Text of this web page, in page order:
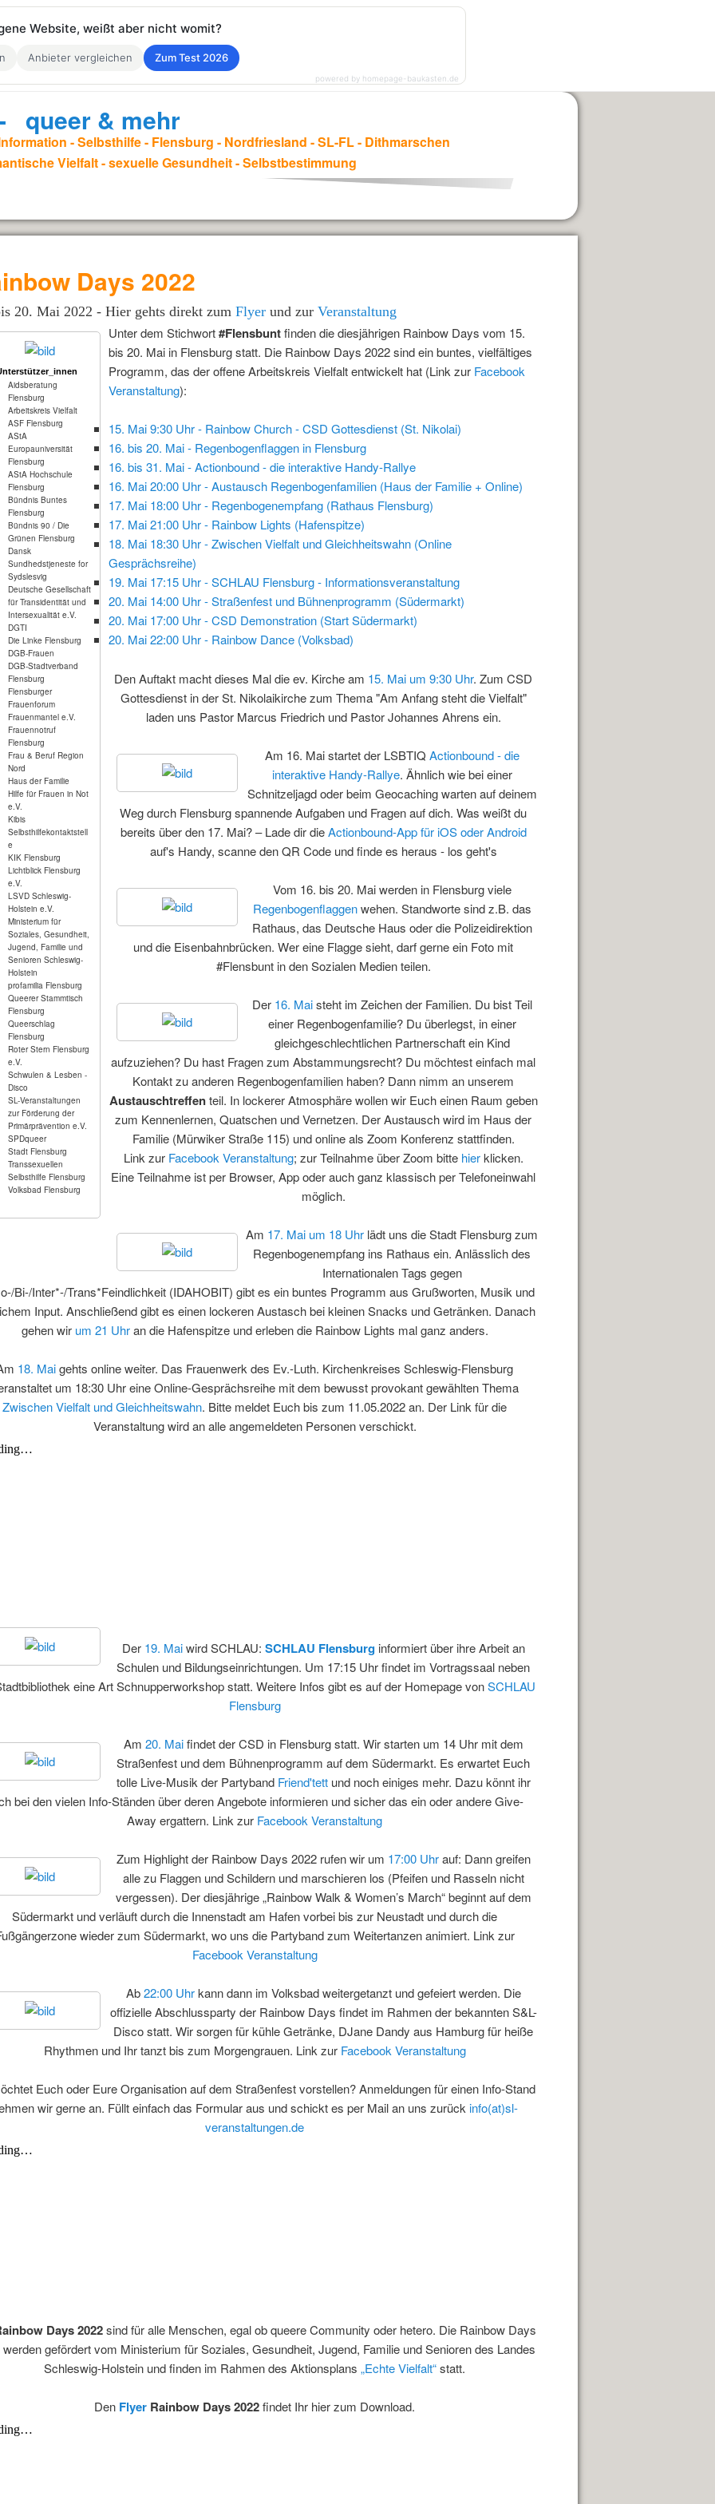
queer & mehr
- Selbsthilfe - Flensburg - Nordfriesland - SL-FL - Dithmarschen
Vielfalt - sexuelle Gesundheit - Selbstbestimmung
Days 2022
20. Mai 2022 - Hier gehts direkt zum Flyer und zur Veranstaltung
Aidsberatung
Flensburg
Arbeitskreis Vielfalt
ASF Flensburg
AStA
Europauniversität
Flensburg
AStA Hochschule
Flensburg
Bündnis Buntes
Flensburg
Bündnis 90 / Die
Grünen Flensburg
Dansk
Sundhedstjeneste for
Sydslesvig
Deutsche Gesellschaft
für Transidentität und
Intersexualität e.V.
DGTI
Die Linke Flensburg
DGB-Frauen
DGB-Stadtverband
Flensburg
Flensburger
Frauenforum
Frauenmantel e.V.
Frauennotruf
Flensburg
Frau & Beruf Region
Nord
Haus der Familie
Hilfe für Frauen in Not
e.V.
Kibis
Selbsthilfekontaktstell
e
KIK Flensburg
Lichtblick Flensburg
e.V.
LSVD Schleswig-
Holstein e.V.
Ministerium für
Soziales, Gesundheit,
Jugend, Familie und
Senioren Schleswig-
Holstein
profamilia Flensburg
Queerer Stammtisch
Flensburg
Queerschlag
Flensburg
Roter Stern Flensburg
e.V.
Schwulen & Lesben -
Disco
SL-Veranstaltungen
zur Förderung der
Primärprävention e.V.
SPDqueer
Stadt Flensburg
Transsexuellen
Selbsthilfe Flensburg
Volksbad Flensburg
Unter dem Stichwort#Flensbuntfinden die diesjährigen Rainbow Days vom 15.
bis 20. Mai in Flensburg statt. Die Rainbow Days 2022 sind ein buntes, vielfältiges
Programm, das der offene Arbeitskreis Vielfalt entwickelt hat (Link zur Facebook
Veranstaltung):
15. Mai 9:30 Uhr - Rainbow Church - CSD Gottesdienst (St. Nikolai)
16. bis 20. Mai - Regenbogenflaggen in Flensburg
16. bis 31. Mai - Actionbound - die interaktive Handy-Rallye
16. Mai 20:00 Uhr - Austausch Regenbogenfamilien (Haus der Familie + Online)
17. Mai 18:00 Uhr - Regenbogenempfang (Rathaus Flensburg)
17. Mai 21:00 Uhr - Rainbow Lights (Hafenspitze)
18. Mai 18:30 Uhr - Zwischen Vielfalt und Gleichheitswahn (Online
Gesprächsreihe)
19. Mai 17:15 Uhr - SCHLAU Flensburg - Informationsveranstaltung
20. Mai 14:00 Uhr - Straßenfest und Bühnenprogramm (Südermarkt)
20. Mai 17:00 Uhr - CSD Demonstration (Start Südermarkt)
20. Mai 22:00 Uhr - Rainbow Dance (Volksbad)
Den Auftakt macht dieses Mal die ev. Kirche am 15. Mai um 9:30 Uhr. Zum CSD
Gottesdienst in der St. Nikolaikirche zum Thema "Am Anfang steht die Vielfalt"
laden uns Pastor Marcus Friedrich und Pastor Johannes Ahrens ein.
Am 16. Mai startet der LSBTIQ Actionbound - die
interaktive Handy-Rallye. Ähnlich wie bei einer
Schnitzeljagd oder beim Geocaching warten auf deinem
Weg durch Flensburg spannende Aufgaben und Fragen auf dich. Was weißt du
bereits über den 17. Mai? – Lade dir dieActionbound-App für iOS oder Android
auf's Handy, scanne den QR Code und finde es heraus - los geht's
Vom 16. bis 20. Mai werden in Flensburg viele
Regenbogenflaggenwehen. Standworte sind z.B. das
Rathaus, das Deutsche Haus oder die Polizeidirektion
und die Eisenbahnbrücken. Wer eine Flagge sieht, darf gerne ein Foto mit
#Flensbunt in den Sozialen Medien teilen.
Der 16. Maisteht im Zeichen der Familien. Du bist Teil
einer Regenbogenfamilie? Du überlegst, in einer
gleichgeschlechtlichen Partnerschaft ein Kind
aufzuziehen? Du hast Fragen zum Abstammungsrecht? Du möchtest einfach mal
Kontakt zu anderen Regenbogenfamilien haben? Dann nimm an unserem
Austauschtreffenteil. In lockerer Atmosphäre wollen wir Euch einen Raum geben
zum Kennenlernen, Quatschen und Vernetzen. Der Austausch wird im Haus der
Familie (Mürwiker Straße 115) und online als Zoom Konferenz stattfinden.
Link zur Facebook Veranstaltung; zur Teilnahme über Zoom bitte hierklicken.
Eine Teilnahme ist per Browser, App oder auch ganz klassisch per Telefoneinwahl
möglich.
Am 17. Mai um 18 Uhr lädt uns die Stadt Flensburg zum
Regenbogenempfang ins Rathaus ein. Anlässlich des
Internationalen Tags gegen
Bi-/Inter*-/Trans*Feindlichkeit (IDAHOBIT) gibt es ein buntes Programm aus Grußworten, Musik und
Input. Anschließend gibt es einen lockeren Austasch bei kleinen Snacks und Getränken. Danach
gehen wir um 21 Uhran die Hafenspitze und erleben die Rainbow Lights mal ganz anders.
18. Maigehts online weiter. Das Frauenwerk des Ev.-Luth. Kirchenkreises Schleswig-Flensburg
um 18:30 Uhr eine Online-Gesprächsreihe mit dem bewusst provokant gewählten Thema
Zwischen Vielfalt und Gleichheitswahn. Bitte meldet Euch bis zum 11.05.2022 an. Der Link für die
Veranstaltung wird an alle angemeldeten Personen verschickt.
Der 19. Maiwird SCHLAU: SCHLAU Flensburginformiert über ihre Arbeit an
Schulen und Bildungseinrichtungen. Um 17:15 Uhr findet im Vortragssaal neben
eine Art Schnupperworkshop statt. Weitere Infos gibt es auf der Homepage vonSCHLAU
Flensburg
Am 20. Maifindet der CSD in Flensburg statt. Wir starten um 14 Uhr mit dem
Straßenfest und dem Bühnenprogramm auf dem Südermarkt. Es erwartet Euch
tolle Live-Musik der Partyband Friend'tettund noch einiges mehr. Dazu könnt ihr
bei den vielen Info-Ständen über deren Angebote informieren und sicher das ein oder andere Give-
Away ergattern. Link zur Facebook Veranstaltung
Zum Highlight der Rainbow Days 2022 rufen wir um 17:00 Uhrauf: Dann greifen
alle zu Flaggen und Schildern und marschieren los (Pfeifen und Rasseln nicht
vergessen). Der diesjährige „Rainbow Walk & Women’s March“ beginnt auf dem
Südermarkt und verläuft durch die Innenstadt am Hafen vorbei bis zur Neustadt und durch die
wieder zum Südermarkt, wo uns die Partyband zum Weitertanzen animiert. Link zur
Facebook Veranstaltung
Ab22:00 Uhrkann dann im Volksbad weitergetanzt und gefeiert werden. Die
offizielle Abschlussparty der Rainbow Days findet im Rahmen der bekannten S&L-
Disco statt. Wir sorgen für kühle Getränke, DJane Dandy aus Hamburg für heiße
Rhythmen und Ihr tanzt bis zum Morgengrauen. Link zur Facebook Veranstaltung
Euch oder Eure Organisation auf dem Straßenfest vorstellen? Anmeldungen für einen Info-Stand
wir gerne an. Füllt einfach das Formular aus und schickt es per Mail an uns zurück info(at)sl-
veranstaltungen.de
Days 2022sind für alle Menschen, egal ob queere Community oder hetero. Die Rainbow Days
gefördert vom Ministerium für Soziales, Gesundheit, Jugend, Familie und Senioren des Landes
Schleswig-Holstein und finden im Rahmen des Aktionsplans „Echte Vielfalt“statt.
Den Flyer Rainbow Days 2022findet Ihr hier zum Download.
Website, weißt aber nicht womit?
Anbieter vergleichen Zum Test 2026
powered by homepage-baukasten.de